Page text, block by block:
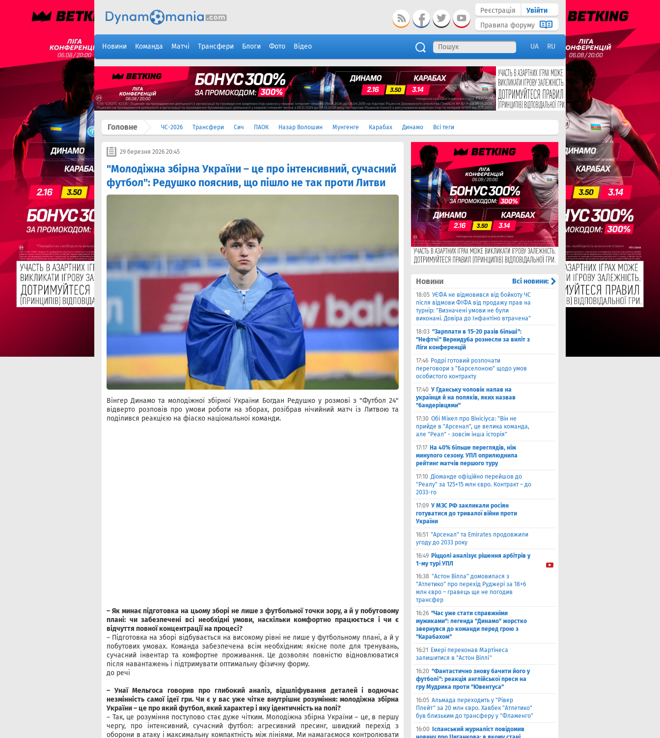
Реєстрація
Увійти
Правила форуму
Новини Команда Матчі Трансфери Блоги Фото Відео UA RU
Головне ЧС-2026 Трансфери Сич ПАОК Назар Волошин Мунгенге Карабах Динамо Всі теги
29 березня 2026 20:45
"Молодіжна збірна України – це про інтенсивний, сучасний
футбол": Редушко пояснив, що пішло не так проти Литви
Вінгер Динамо та молодіжної збірної України Богдан Редушко у розмові з "Футбол 24"
відверто розповів про умови роботи на зборах, розібрав нічийний матч із Литвою та
поділився реакцією на фіаско національної команди.
– Як минає підготовка на цьому зборі не лише з футбольної точки зору, а й у побутовому
плані: чи забезпечені всі необхідні умови, наскільки комфортно працюється і чи є
відчуття повної концентрації на процесі?
– Підготовка на зборі відбувається на високому рівні не лише у футбольному плані, а й у
побутових умовах. Команда забезпечена всім необхідним: якісне поле для тренувань,
сучасний інвентар та комфортне проживання. Це дозволяє повністю відновлюватися
після навантажень і підтримувати оптимальну фізичну форму.
до речі
– Унаї Мельгоса говорив про глибокий аналіз, відшліфування деталей і водночас
незмінність самої ідеї гри. Чи є у вас уже чітке внутрішнє розуміння: молодіжна збірна
України – це про який футбол, який характер і яку ідентичність на полі?
– Так, це розуміння поступово стає дуже чітким. Молодіжна збірна України – це, в першу
чергу, про інтенсивний, сучасний футбол: агресивний пресинг, швидкий перехід з
оборони в атаку і максимальну компактність між лініями. Ми намагаємося контролювати
Новини Всі новини:
18:05 УЄФА не відмовився від бойкоту ЧС
після відмови ФІФА від продажу прав на
турнір: "Визначені умови не були
виконані. Довіра до Інфантіно втрачена"
18:03 "Зарплати в 15-20 разів більші":
"Нефтчі" Вернидуба рознесли за виліт з
Ліги конференцій
17:46 Родрі готовий розпочати
переговори з "Барселоною" щодо умов
особистого контракту
17:40 У Гданську чоловік напав на
українця й на поляків, яких назвав
"бандерівцями"
17:30 Обі Мікел про Вінісіуса: "Він не
прийде в "Арсенал", це велика команда,
але "Реал" - зовсім інша історія"
17:17 На 40% більше переглядів, ніж
минулого сезону. УПЛ оприлюднила
рейтинг матчів першого туру
17:10 Діоманде офіційно перейшов до
"Реалу" за 125+15 млн євро. Контракт – до
2033-го
17:09 У МЗС РФ закликали росіян
готуватися до тривалої війни проти
України
16:51 "Арсенал" та Emirates продовжили
угоду до 2033 року
16:49 Ріццолі аналізує рішення арбітрів у
1-му турі УПЛ
16:38 "Астон Вілла" домовилася з
"Атлетико" про перехід Руджері за 18+6
млн євро – гравець ще не погодив
трансфер
16:26 "Час уже стати справжніми
мужиками": легенда "Динамо" жорстко
звернувся до команди перед грою з
"Карабахом"
16:21
Емері переконав Мартінеса
залишитися в "Астон Віллі"
16:20 "Фантастично знову бачити його у
футболі": реакція англійської преси на
гру Мудрика проти "Ювентуса"
16:05 Альмада переходить у "Рівер
Плейт" за 20 млн євро. Хавбек "Атлетико"
був близьким до трансферу у "Фламенго"
16:00
Іспанський журналіст повідомив